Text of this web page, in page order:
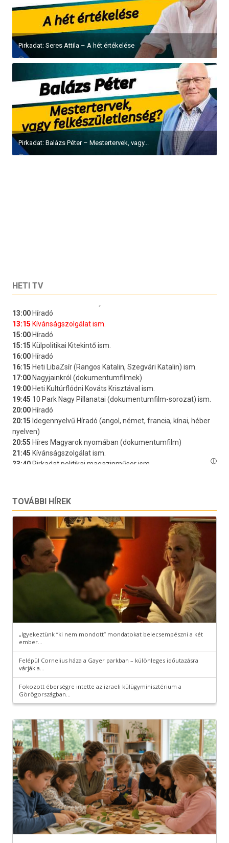
Pirkadat: Seres Attila – A hét értékelése
Pirkadat: Balázs Péter – Mestertervek, vagy...
HETI TV
TOVÁBBI HÍREK